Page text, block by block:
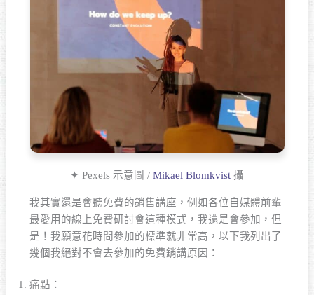
✦ Pexels 示意圖 / Mikael Blomkvist 攝
我其實還是會聽免費的銷售講座，例如各位自媒體前輩
最愛用的線上免費研討會這種模式，我還是會參加，但
是！我願意花時間參加的標準就非常高，以下我列出了
幾個我絕對不會去參加的免費銷講原因：
痛點：